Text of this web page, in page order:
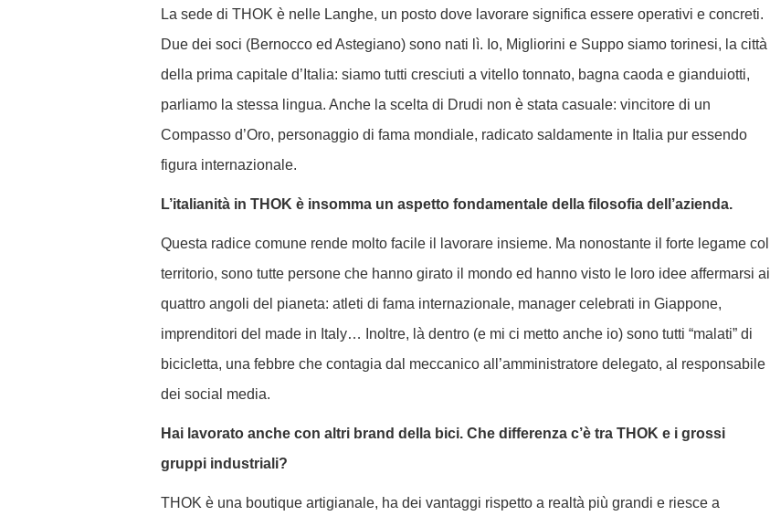
La sede di THOK è nelle Langhe, un posto dove lavorare significa essere operativi e concreti.
Due dei soci (Bernocco ed Astegiano) sono nati lì. Io, Migliorini e Suppo siamo torinesi, la città
della prima capitale d’Italia: siamo tutti cresciuti a vitello tonnato, bagna caoda e gianduiotti,
parliamo la stessa lingua. Anche la scelta di Drudi non è stata casuale: vincitore di un
Compasso d’Oro, personaggio di fama mondiale, radicato saldamente in Italia pur essendo
figura internazionale.
L’italianità in THOK è insomma un aspetto fondamentale della filosofia dell’azienda.
Questa radice comune rende molto facile il lavorare insieme. Ma nonostante il forte legame col
territorio, sono tutte persone che hanno girato il mondo ed hanno visto le loro idee affermarsi ai
quattro angoli del pianeta: atleti di fama internazionale, manager celebrati in Giappone,
imprenditori del made in Italy…
Inoltre, là dentro (e mi ci metto anche io) sono tutti “malati” di
bicicletta, una febbre che contagia dal meccanico all’amministratore delegato, al responsabile
dei social media.
Hai lavorato anche con altri brand della bici. Che differenza c’è tra THOK e i grossi
gruppi industriali?
THOK è una boutique artigianale, ha dei vantaggi rispetto a realtà più grandi e riesce a